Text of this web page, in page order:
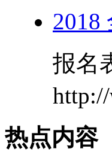
2018
报名
热点内容